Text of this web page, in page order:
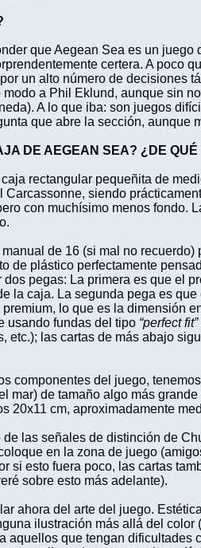
que Aegean Sea es un
certera. A poco
un alto número de decisiones
a Phil Eklund, aunque sin
A lo que iba: son juegos
que abre la sección, aunque
DE AEGEAN SEA? ¿DE
rectangular pequeñita de
Carcassonne, siendo
con muchísimo menos fondo.
de 16 (si mal no
de plástico perfectamente
pegas: La primera es que el
la caja. La segunda pega es
lo que es la dimensión
usando fundas del tipo “perfect fit”
etc.); las cartas de más abajo
componentes del juego,
mar) de tamaño algo más
20x11 cm, aproximadamente
de las señales de distinción de
en la zona de juego
si esto fuera poco, las cartas
sobre esto más adelante).
ahora del arte del juego.
ilustración más allá del
aquellos que tengan